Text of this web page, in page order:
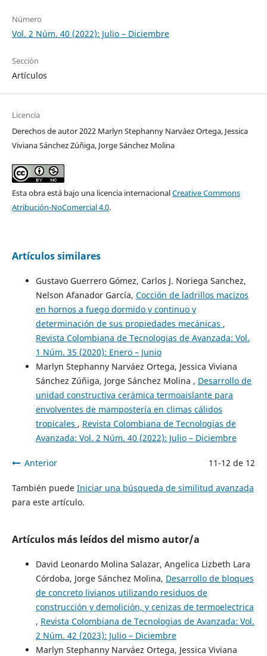
Número
Vol. 2 Núm. 40 (2022): Julio – Diciembre
Sección
Artículos
Licencia
Derechos de autor 2022 Marlyn Stephanny Narváez Ortega, Jessica
Viviana Sánchez Zúñiga, Jorge Sánchez Molina
Esta obra está bajo una licencia internacionalCreative Commons
Atribución-NoComercial 4.0.
Artículos similares
Gustavo Guerrero Gómez, Carlos J. Noriega Sanchez,
Nelson Afanador García, Cocción de ladrillos macizos
en hornos a fuego dormido y continuo y
determinación de sus propiedades mecánicas ,
Revista Colombiana de Tecnologias de Avanzada: Vol.
1 Núm. 35 (2020): Enero – Junio
Marlyn Stephanny Narváez Ortega, Jessica Viviana
Sánchez Zúñiga, Jorge Sánchez Molina , Desarrollo de
unidad constructiva cerámica termoaislante para
envolventes de mampostería en climas cálidos
tropicales , Revista Colombiana de Tecnologias de
Avanzada: Vol. 2 Núm. 40 (2022): Julio – Diciembre
Anterior 11-12 de 12
También puede Iniciar una búsqueda de similitud avanzada
para este artículo.
Artículos más leídos del mismo autor/a
David Leonardo Molina Salazar, Angelica Lizbeth Lara
Córdoba, Jorge Sánchez Molina, Desarrollo de bloques
de concreto livianos utilizando residuos de
construcción y demolición, y cenizas de termoelectrica
, Revista Colombiana de Tecnologias de Avanzada: Vol.
2 Núm. 42 (2023): Julio – Diciembre
Marlyn Stephanny Narváez Ortega, Jessica Viviana